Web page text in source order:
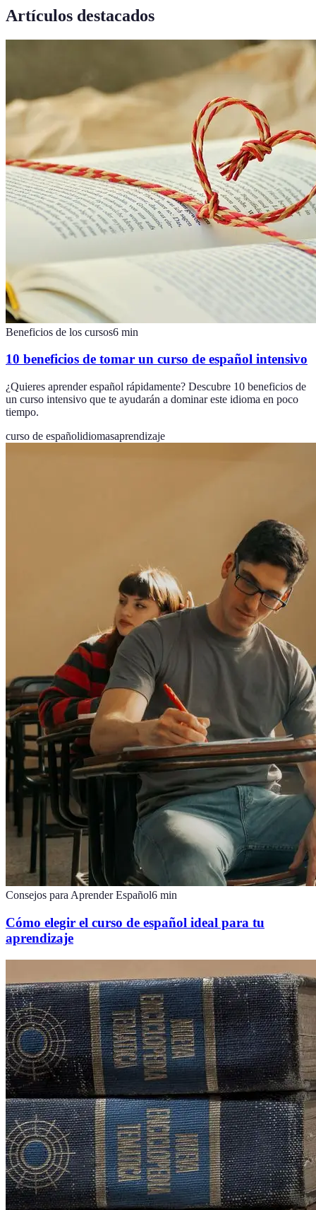
Artículos destacados
Beneficios de los cursos6 min
10 beneficios de tomar un curso de español intensivo
¿Quieres aprender español rápidamente? Descubre 10 beneficios de
un curso intensivo que te ayudarán a dominar este idioma en poco
tiempo.
curso de españolidiomasaprendizaje
Consejos para Aprender Español6 min
Cómo elegir el curso de español ideal para tu
aprendizaje